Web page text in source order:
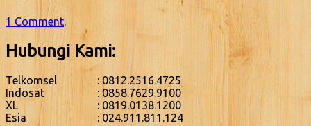
1 Comment.
Hubungi Kami:
Telkomsel
: 0812.2516.4725
Indosat
: 0858.7629.9100
XL
: 0819.0138.1200
Esia
: 024.911.811.124